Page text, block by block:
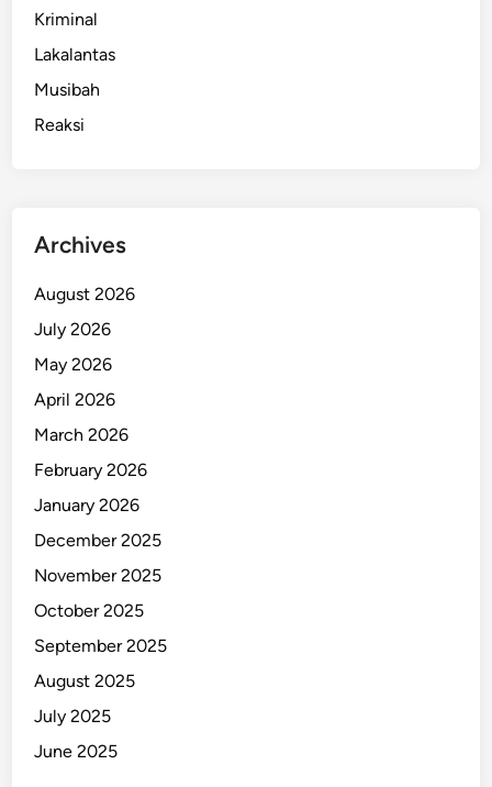
Kriminal
Lakalantas
Musibah
Reaksi
Archives
August 2026
July 2026
May 2026
April 2026
March 2026
February 2026
January 2026
December 2025
November 2025
October 2025
September 2025
August 2025
July 2025
June 2025